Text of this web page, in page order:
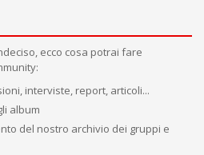
ecco cosa potrai fare
interviste, report, articoli...
album
del nostro archivio dei gruppi e